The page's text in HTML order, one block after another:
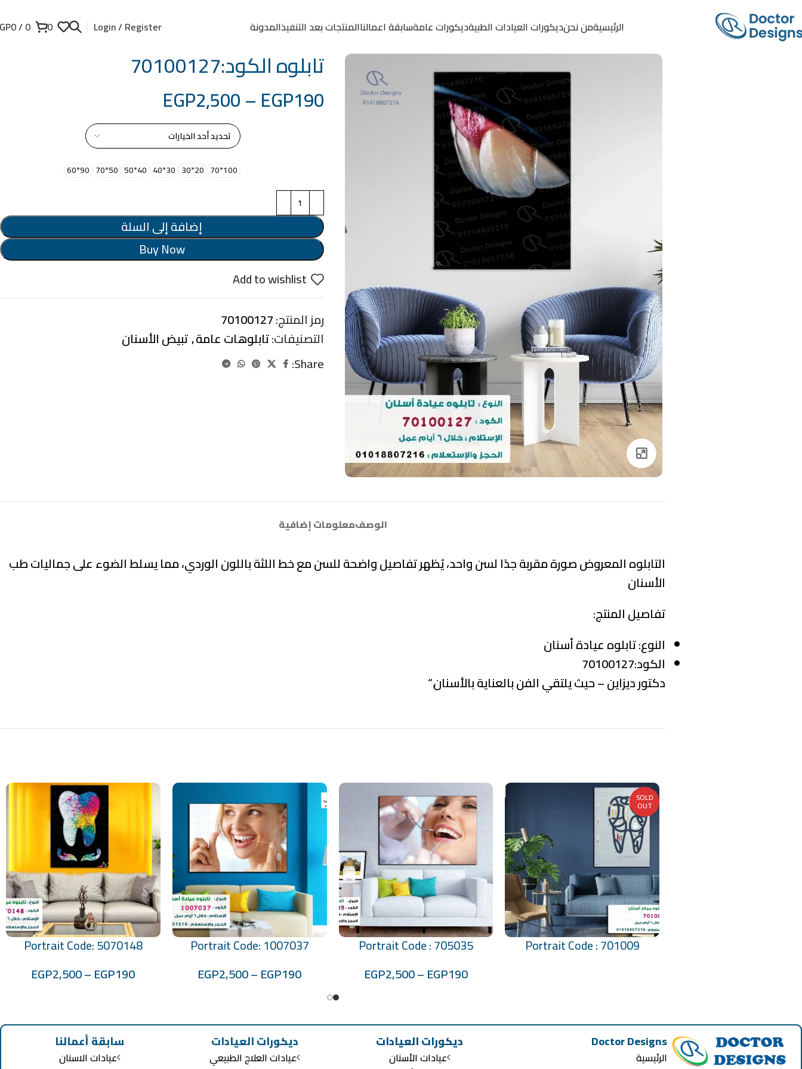
الرئيسيةمن نحنديكورات العيادات الطبيةديكورات عامةسابقة اعمالناالمنتجات بعد التنفيذالمدونة Login / Register
0
0
/
0
Click to enlarge
تابلوه الكود:70100127
EGP190
–
EGP2,500
100*70
20*30
30*40
40*50
50*70
90*60
إضافة إلى السلة
Buy Now
Add to wishlist
رمز المنتج:70100127
التصنيفات:تابلوهات عامة,تبيض الأسنان
Share:
الوصفمعلومات إضافية
التابلوه المعروض صورة مقربة جدًا لسن واحد، يُظهر تفاصيل واضحة للسن مع خط اللثة باللون الوردي، مما يسلط الضوء على جماليات طب
الأسنان
تفاصيل المنتج:
النوع:تابلوه عيادة أسنان
الكود:70100127
دكتور ديزاين – حيث يلتقي الفن بالعناية بالأسنان.“
SOLD
OUT
تحديد أحد الخيارات
Portrait Code : 701009 تحديد أحد الخيارات
Portrait Code : 705035
EGP190
–
EGP2,500
تحديد أحد الخيارات
Portrait Code: 1007037
EGP190
–
EGP2,500
تحديد أحد الخيارات
Portrait Code: 5070148
EGP190
–
EGP2,500
Doctor Designs
الرئيسية
ديكورات العيادات
عيادات الأسنان
ديكورات العيادات
عيادات العلاج الطبيعي
سابقة أعمالنا
عيادات الاسنان